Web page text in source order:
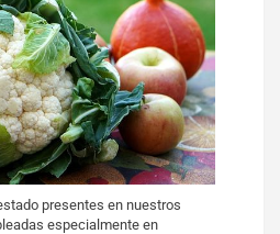
presentes en nuestros
especialmente en